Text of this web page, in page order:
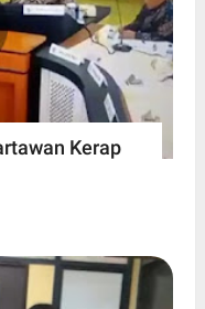
Kerap